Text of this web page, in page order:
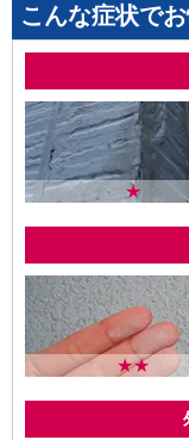
こんな症状で
★
★★